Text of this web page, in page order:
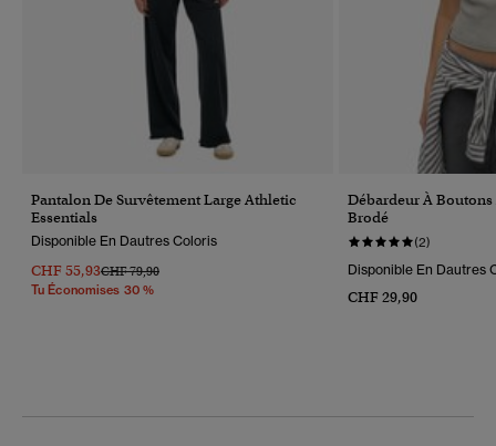
Pantalon De Survêtement Large Athletic
Essentials
Disponible En Dautres Coloris
CHF 55,93Prix Réduit De
CHF 79,90À
Tu Économises 30 %
Débardeur À
Brodé
(2)
Disponible En Dautres
CHF 29,90